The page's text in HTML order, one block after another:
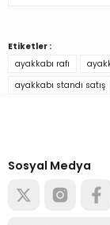
Etiketler :
ayakkabı rafı
ayakkabı standı satış
Sosyal Medya